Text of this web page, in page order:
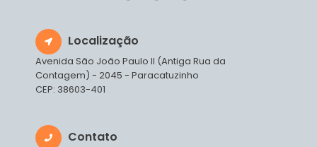
Localização
Avenida São João Paulo II (Antiga Rua da
Contagem) - 2045 - Paracatuzinho
CEP: 38603-401
Contato